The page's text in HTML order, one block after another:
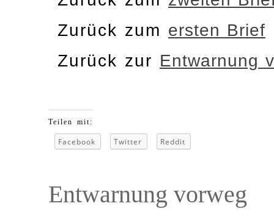
Zurück zum ersten Brief
Zurück zur Entwarnung
Teilen mit:
Facebook Twitter Reddit
Entwarnung vorweg